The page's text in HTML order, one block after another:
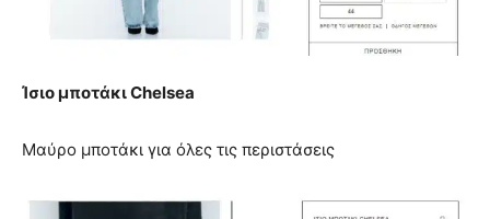
Ίσιο μποτάκι Chelsea
Μαύρο μποτάκι για όλες τις περιστάσεις